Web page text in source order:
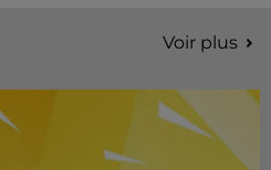
Voir plus